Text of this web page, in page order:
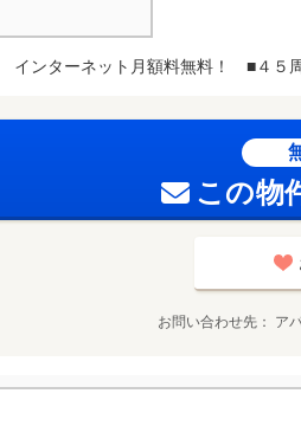
インターネット月額料無料！ ■４５
この物
お問い合わせ先 ア